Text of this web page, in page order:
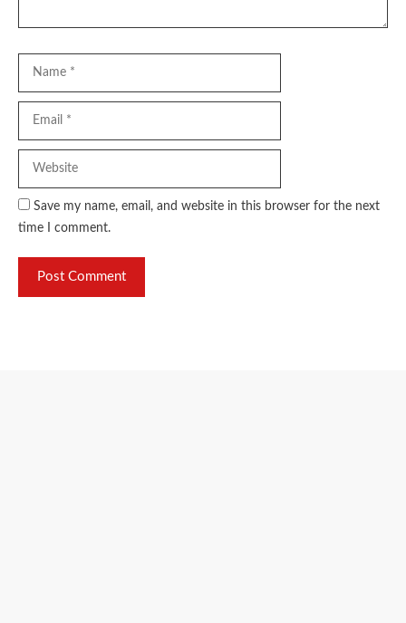
Save my name, email, and website in this browser for the next
time I comment.